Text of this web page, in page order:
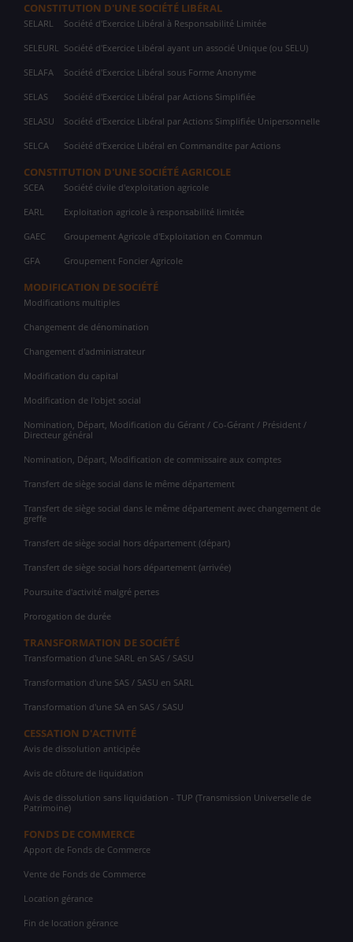
CONSTITUTION D'UNE SOCIÉTÉ LIBÉRAL
SELARL Société d'Exercice Libéral à Responsabilité Limitée
SELEURL Société d'Exercice Libéral ayant un associé Unique (ou SELU)
SELAFA Société d'Exercice Libéral sous Forme Anonyme
SELAS Société d'Exercice Libéral par Actions Simplifiée
SELASU Société d'Exercice Libéral par Actions Simplifiée Unipersonnelle
SELCA Société d'Exercice Libéral en Commandite par Actions
CONSTITUTION D'UNE SOCIÉTÉ AGRICOLE
SCEA Société civile d'exploitation agricole
EARL Exploitation agricole à responsabilité limitée
GAEC Groupement Agricole d'Exploitation en Commun
GFA Groupement Foncier Agricole
MODIFICATION DE SOCIÉTÉ
Modifications multiples
Changement de dénomination
Changement d'administrateur
Modification du capital
Modification de l'objet social
Nomination, Départ, Modification du Gérant / Co-Gérant / Président /
Directeur général
Nomination, Départ, Modification de commissaire aux comptes
Transfert de siège social dans le même département
Transfert de siège social dans le même département avec changement de
greffe
Transfert de siège social hors département (départ)
Transfert de siège social hors département (arrivée)
Poursuite d'activité malgré pertes
Prorogation de durée
TRANSFORMATION DE SOCIÉTÉ
Transformation d'une SARL en SAS / SASU
Transformation d'une SAS / SASU en SARL
Transformation d'une SA en SAS / SASU
CESSATION D'ACTIVITÉ
Avis de dissolution anticipée
Avis de clôture de liquidation
Avis de dissolution sans liquidation - TUP (Transmission Universelle de
Patrimoine)
FONDS DE COMMERCE
Apport de Fonds de Commerce
Vente de Fonds de Commerce
Location gérance
Fin de location gérance